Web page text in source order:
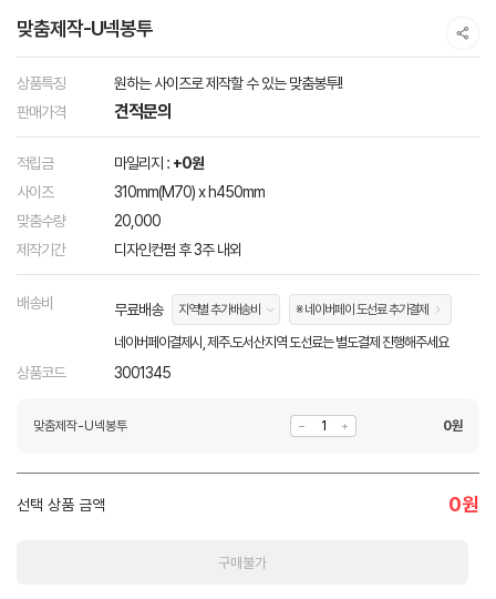
맞춤제작-U넥봉투
상품특징
원하는 사이즈로 제작할 수 있는 맞춤봉투!!
판매가격
견적문의
적립금 마일리지 : +0원
사이즈
310mm(M70) x h450mm
맞춤수량
20,000
제작기간
디자인컨펌 후 3주 내외
배송비 무료배송 지역별 추가배송비 ※ 네이버페이 도선료 추가결제
네이버페이결제시, 제주.도서산지역 도선료는 별도결제 진행해주세요
상품코드 3001345
맞춤제작-U넥봉투 0원
선택 상품 금액 0원
구매불가